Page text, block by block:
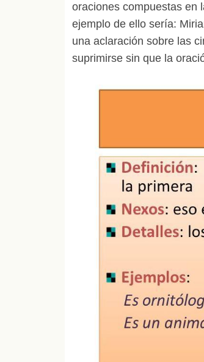
oraciones compuestas en
ejemplo de ello sería:
una aclaración sobre las
suprimirse sin que la